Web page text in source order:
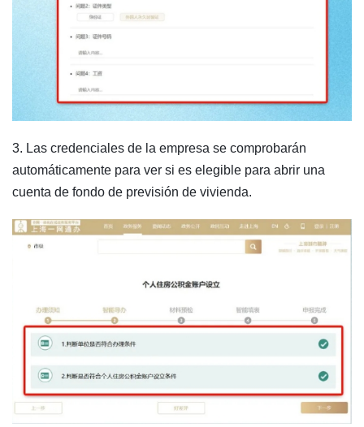
3. Las credenciales de la empresa se comprobarán
automáticamente para ver si es elegible para abrir una
cuenta de fondo de previsión de vivienda.